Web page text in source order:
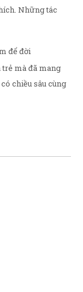
Những tác
để đời
mà đã mang
chiều sâu cùng